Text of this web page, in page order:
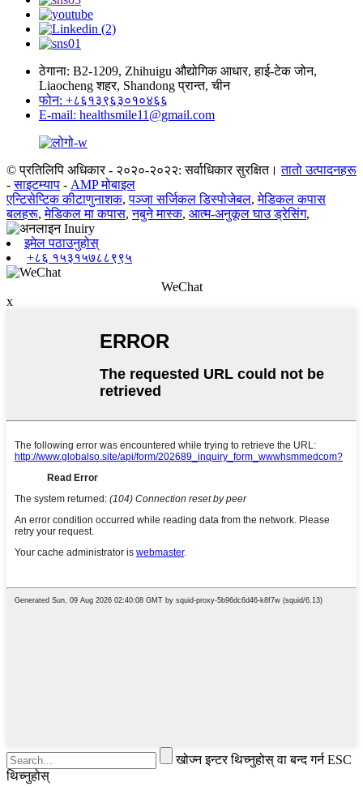
ठेगाना: B2-1209, Zhihuigu औद्योगिक आधार, हाई-टेक जोन,
Liaocheng शहर, Shandong प्रान्त, चीन
फोन: +८६१३९६३०१०४६६
E-mail: healthsmile11@gmail.com
© प्रतिलिपि अधिकार - २०२०-२०२२: सर्वाधिकार सुरक्षित। तातो उत्पादनहरू
-साइटम्याप - AMP मोबाइल
एन्टिसेप्टिक कीटाणुनाशक,पञ्जा सर्जिकल डिस्पोजेबल,मेडिकल कपास
बलहरू,मेडिकल मा कपास,नबुने मास्क, आत्म-अनुकूल घाउ ड्रेसिंग,
इमेल पठाउनुहोस्
+८६ १५३१५७८८९९५
WeChat
x
खोज्न इन्टर थिच्नुहोस् वा बन्द गर्न ESC
थिच्नुहोस्